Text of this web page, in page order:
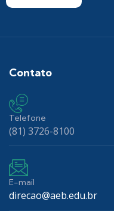
Contato
Telefone
(81) 3726-8100
E-mail
direcao@aeb.edu.br